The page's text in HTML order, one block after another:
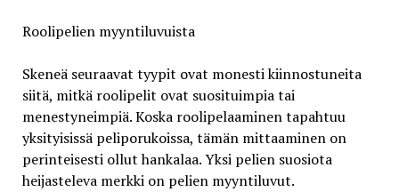
Roolipelien myyntiluvuista
Skeneä seuraavat tyypit ovat monesti kiinnostuneita
siitä, mitkä roolipelit ovat suosituimpia tai
menestyneimpiä. Koska roolipelaaminen tapahtuu
yksityisissä peliporukoissa, tämän mittaaminen on
perinteisesti ollut hankalaa. Yksi pelien suosiota
heijasteleva merkki on pelien myyntiluvut.